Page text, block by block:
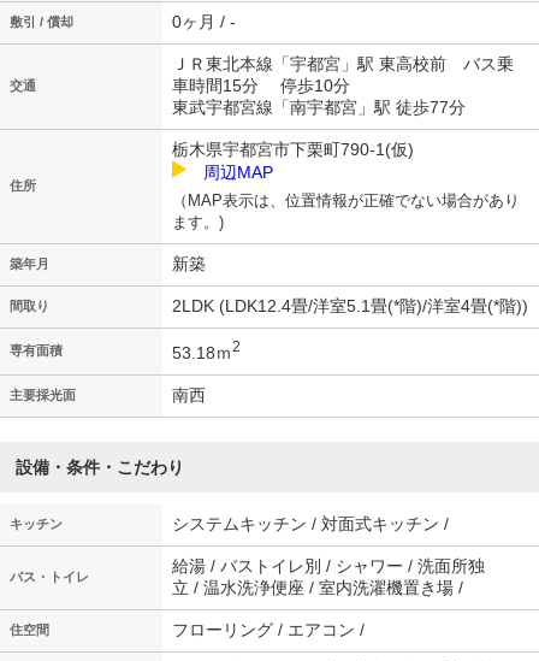
敷引 / 償却 0ヶ月 / -
交通
ＪＲ東北本線「宇都宮」駅 東高校前 バス乗
車時間15分 停歩10分
東武宇都宮線「南宇都宮」駅 徒歩77分
住所
栃木県宇都宮市下栗町790-1(仮)
周辺MAP
（MAP表示は、位置情報が正確でない場合があり
ます。)
築年月 新築
間取り 2LDK (LDK12.4畳/洋室5.1畳(*階)/洋室4畳(*階))
専有面積 53.18ｍ2
主要採光面 南西
設備・条件・こだわり
キッチン システムキッチン / 対面式キッチン /
バス・トイレ
給湯 / バストイレ別 / シャワー / 洗面所独
立 / 温水洗浄便座 / 室内洗濯機置き場 /
住空間 フローリング / エアコン /